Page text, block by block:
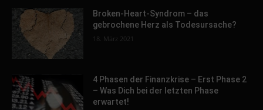
Broken-Heart-Syndrom – das
gebrochene Herz als Todesursache?
18. März 2021
4 Phasen der Finanzkrise – Erst Phase 2
– Was Dich bei der letzten Phase
erwartet!